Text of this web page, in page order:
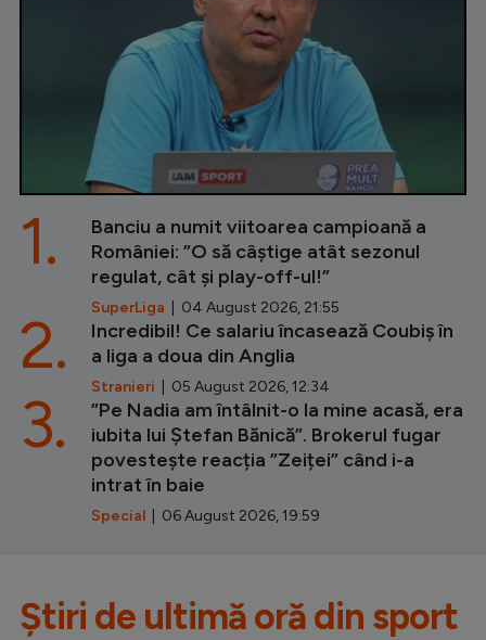
Banciu a numit viitoarea campioană a
României: ”O să câștige atât sezonul
regulat, cât și play-off-ul!”
SuperLiga | 04 August 2026, 21:55
1.
Incredibil! Ce salariu încasează Coubiș în
a liga a doua din Anglia
Stranieri | 05 August 2026, 12:34
2.
”Pe Nadia am întâlnit-o la mine acasă, era
iubita lui Ștefan Bănică”. Brokerul fugar
povestește reacția ”Zeiței” când i-a
intrat în baie
Special | 06 August 2026, 19:59
3.
Știri de ultimă oră din sport